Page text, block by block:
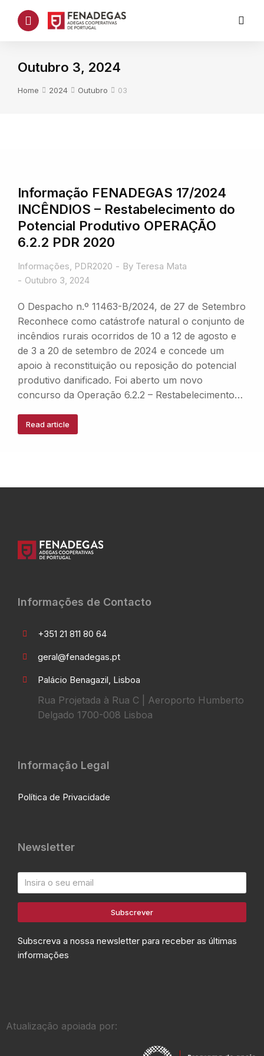
Outubro 3, 2024
You are here:
Home 2024 Outubro 03
Informação FENADEGAS 17/2024
INCÊNDIOS – Restabelecimento do
Potencial Produtivo OPERAÇÃO
6.2.2 PDR 2020
Informações, PDR2020 By Teresa Mata
Outubro 3, 2024
O Despacho n.º 11463-B/2024, de 27 de Setembro
Reconhece como catástrofe natural o conjunto de
incêndios rurais ocorridos de 10 a 12 de agosto e
de 3 a 20 de setembro de 2024 e concede um
apoio à reconstituição ou reposição do potencial
produtivo danificado. Foi aberto um novo
concurso da Operação 6.2.2 – Restabelecimento…
Read article
Informações de Contacto
+351 21 811 80 64
geral@fenadegas.pt
Palácio Benagazil, Lisboa
Rua Projetada à Rua C | Aeroporto Humberto
Delgado 1700-008 Lisboa
Informação Legal
Política de Privacidade
Newsletter
Subscrever
Subscreva a nossa newsletter para receber as últimas
informações
Atualização apoiada por: